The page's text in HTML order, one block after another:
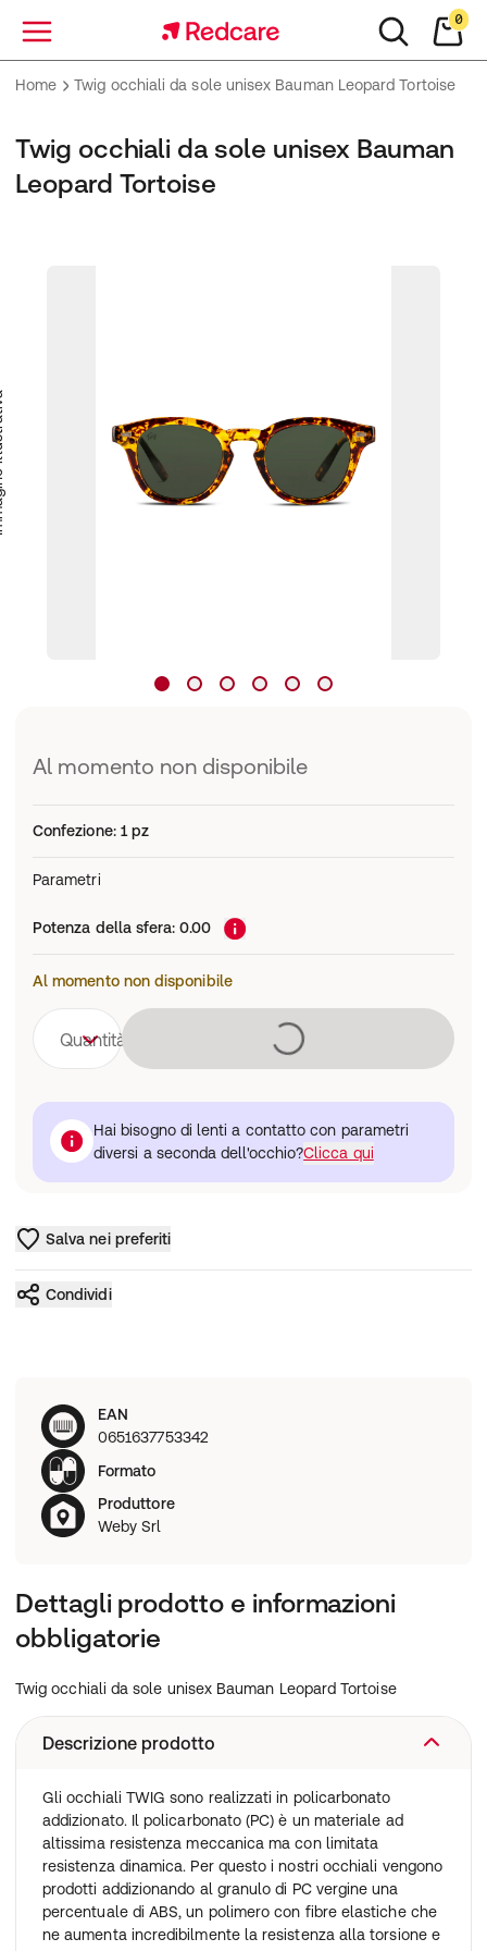
Menu
0
Home Twig occhiali da sole unisex Bauman Leopard Tortoise
Twig occhiali da sole unisex Bauman
Leopard Tortoise
Al momento non disponibile
Confezione: 1 pz
Parametri
Potenza della sfera:0.00
Al momento non disponibile
Quantità
Hai bisogno di lenti a contatto con parametri
diversi a seconda dell'occhio?Clicca qui
Salva nei preferiti
Condividi
EAN
0651637753342
Formato
Produttore
Weby Srl
Dettagli prodotto e informazioni
obbligatorie
Twig occhiali da sole unisex Bauman Leopard Tortoise
Descrizione prodotto
Gli occhiali TWIG sono realizzati in policarbonato
addizionato. Il policarbonato (PC) è un materiale ad
altissima resistenza meccanica ma con limitata
resistenza dinamica. Per questo i nostri occhiali vengono
prodotti addizionando al granulo di PC vergine una
percentuale di ABS, un polimero con fibre elastiche che
ne aumenta incredibilmente la resistenza alla torsione e